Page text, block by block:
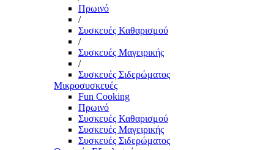
Πρωινό
/
Συσκευές Καθαρισμού
/
Συσκευές Μαγειρικής
/
Συσκευές Σιδερώματος
Μικροσυσκευές
Fun Cooking
Πρωινό
Συσκευές Καθαρισμού
Συσκευές Μαγειρικής
Συσκευές Σιδερώματος